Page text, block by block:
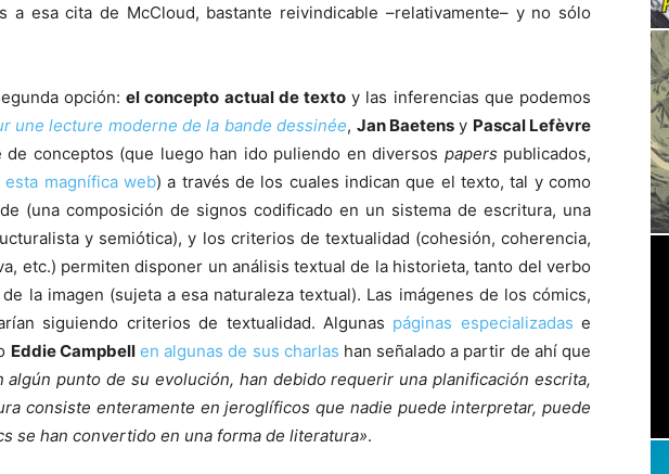
a esa cita de McCloud, bastante reivindicable –relativamente– y no sólo
opción:el concepto actual de texto y las inferencias que podemos
une lecture moderne de la bande dessinée, Jan Baetensy Pascal Lefèvre
de conceptos (que luego han ido puliendo en diversos papers publicados,
esta magnífica web) a través de los cuales indican que el texto, tal y como
(una composición de signos codificado en un sistema de escritura, una
y semiótica), y los criterios de textualidad (cohesión, coherencia,
etc.) permiten disponer un análisis textual de la historieta, tanto del verbo
la imagen (sujeta a esa naturaleza textual). Las imágenes de los cómics,
siguiendo criterios de textualidad. Algunas páginas especializadas e
Eddie Campbell en algunas de sus charlas han señalado a partir de ahí que
algún punto de su evolución, han debido requerir una planificación escrita,
consiste enteramente en jeroglíficos que nadie puede interpretar, puede
se han convertido en una forma de literatura».